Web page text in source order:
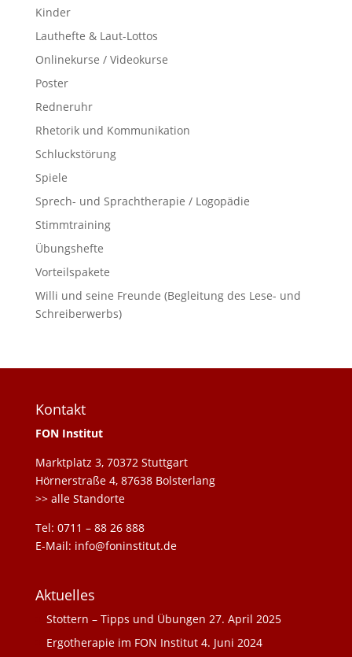
Kinder
Lauthefte & Laut-Lottos
Onlinekurse / Videokurse
Poster
Redneruhr
Rhetorik und Kommunikation
Schluckstörung
Spiele
Sprech- und Sprachtherapie / Logopädie
Stimmtraining
Übungshefte
Vorteilspakete
Willi und seine Freunde (Begleitung des Lese- und
Schreiberwerbs)
Kontakt
FON Institut
Marktplatz 3, 70372 Stuttgart
Hörnerstraße 4, 87638 Bolsterlang
>> alle Standorte
Tel: 0711 – 88 26 888
E-Mail: info@foninstitut.de
Aktuelles
Stottern – Tipps und Übungen 27. April 2025
Ergotherapie im FON Institut 4. Juni 2024